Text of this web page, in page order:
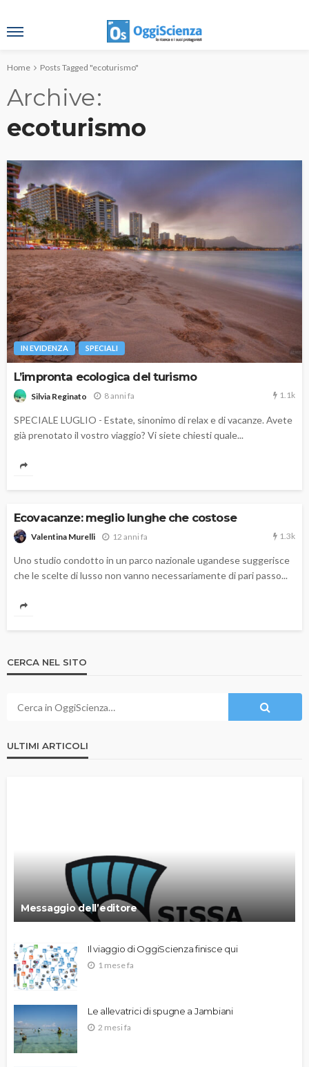
Home Posts Tagged "ecoturismo"
Archive
ecoturismo
IN EVIDENZA SPECIALI
L’impronta ecologica del turismo
Silvia Reginato 8 anni fa 1.1k
SPECIALE LUGLIO - Estate, sinonimo di relax e di vacanze. Avete
già prenotato il vostro viaggio? Vi siete chiesti quale...
Ecovacanze: meglio lunghe che costose
Valentina Murelli 12 anni fa 1.3k
Uno studio condotto in un parco nazionale ugandese suggerisce
che le scelte di lusso non vanno necessariamente di pari passo...
CERCA NEL SITO
ULTIMI ARTICOLI
Messaggio dell’editore
Il viaggio di OggiScienza finisce qui
1 mese fa
Le allevatrici di spugne a Jambiani
2 mesi fa